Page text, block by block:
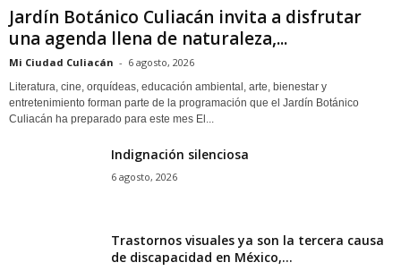
Jardín Botánico Culiacán invita a disfrutar
una agenda llena de naturaleza,...
Mi Ciudad Culiacán - 6 agosto, 2026
Literatura, cine, orquídeas, educación ambiental, arte, bienestar y
entretenimiento forman parte de la programación que el Jardín Botánico
Culiacán ha preparado para este mes El...
Indignación silenciosa
6 agosto, 2026
Trastornos visuales ya son la tercera causa
de discapacidad en México,...